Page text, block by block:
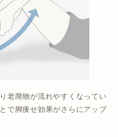
老廃物が流れやすくなってい
で脚痩せ効果がさらにアップ